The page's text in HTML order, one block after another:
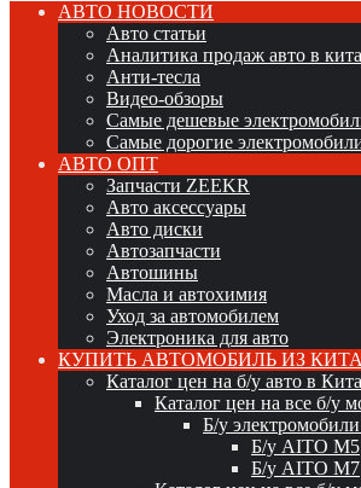
АВТО НОВОСТИ
Авто статьи
Аналитика продаж авто в
Анти-тесла
Видео-обзоры
Самые дешевые
Самые дорогие
АВТО ОПТ
Запчасти ZEEKR
Авто аксессуары
Авто диски
Автозапчасти
Автошины
Масла и автохимия
Уход за автомобилем
Электроника для авто
КУПИТЬ АВТОМОБИЛЬ ИЗ
Каталог цен на б/у авто в
Каталог цен на все б/у
Б/у
Б/у AITO M5
Б/у AITO M7